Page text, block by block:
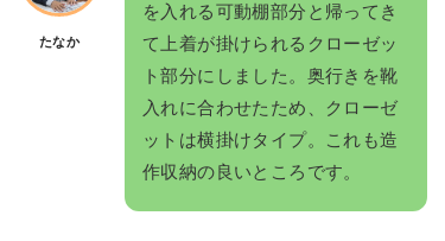
たなか
を入れる可動棚部分と帰ってき
て上着が掛けられるクローゼッ
ト部分にしました。奥行きを靴
入れに合わせたため、クローゼ
ットは横掛けタイプ。これも造
作収納の良いところです。